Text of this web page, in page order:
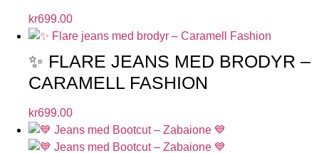
kr699.00
✨ FLARE JEANS MED BRODYR –
CARAMELL FASHION
kr699.00